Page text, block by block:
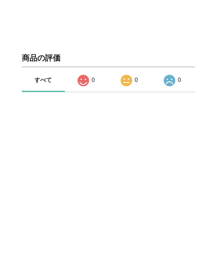
商品の評価
すべて 0 0 0